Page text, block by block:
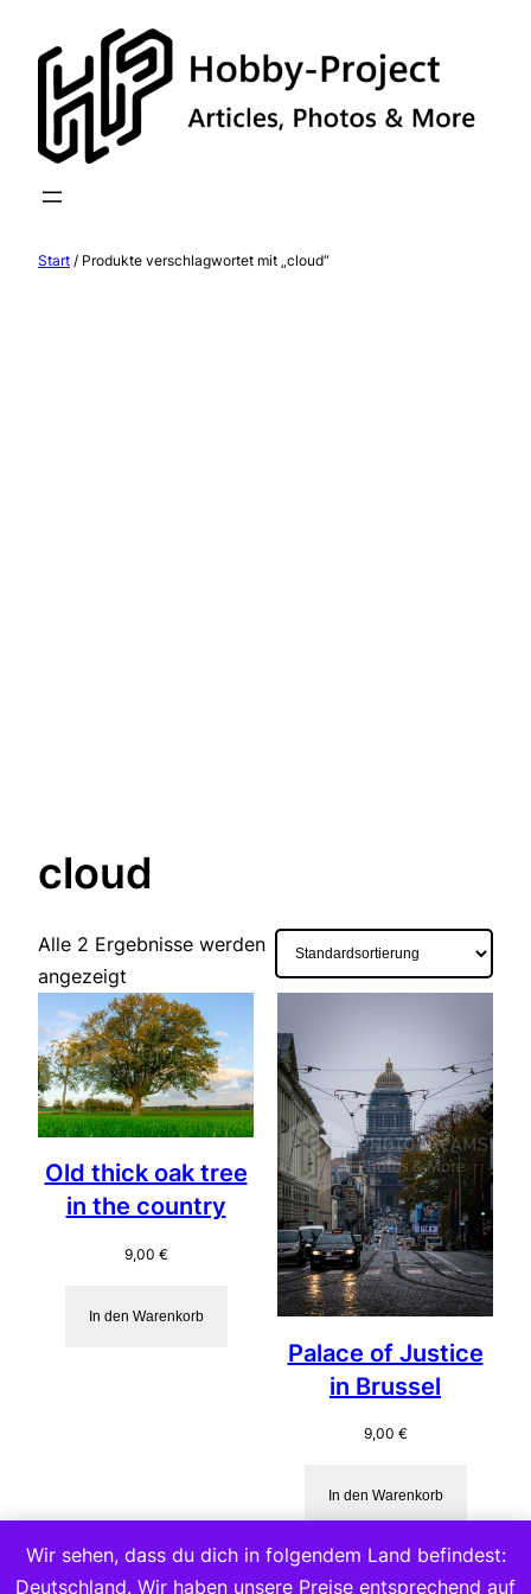
Inhalt
springen
Start / Produkte verschlagwortet mit „cloud“
cloud
Alle 2 Ergebnisse werden
angezeigt
Old thick oak tree
in the country
9,00 €
In den Warenkorb
Palace of Justice
in Brussel
9,00 €
In den Warenkorb
Wir sehen, dass du dich in folgendem Land befindest:
Deutschland. Wir haben unsere Preise entsprechend auf